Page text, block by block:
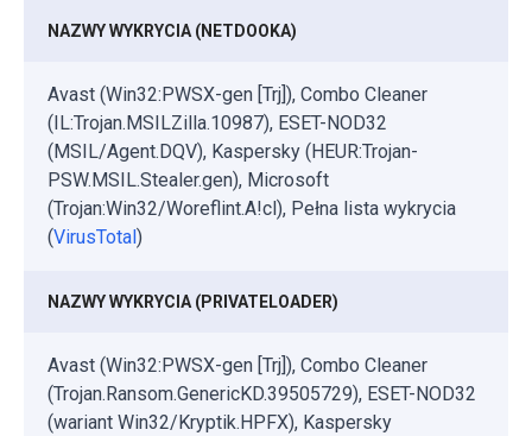
NAZWY WYKRYCIA (NETDOOKA)
Avast (Win32:PWSX-gen [Trj]), Combo Cleaner
(IL:Trojan.MSILZilla.10987), ESET-NOD32
(MSIL/Agent.DQV), Kaspersky (HEUR:Trojan-
PSW.MSIL.Stealer.gen), Microsoft
(Trojan:Win32/Woreflint.A!cl), Pełna lista wykrycia
(VirusTotal)
NAZWY WYKRYCIA (PRIVATELOADER)
Avast (Win32:PWSX-gen [Trj]), Combo Cleaner
(Trojan.Ransom.GenericKD.39505729), ESET-NOD32
(wariant Win32/Kryptik.HPFX), Kaspersky